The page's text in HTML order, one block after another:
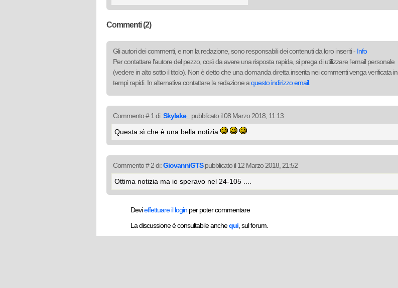
Commenti (2)
Gli autori dei commenti, e non la redazione, sono responsabili dei contenuti da loro inseriti - Info
Per contattare l'autore del pezzo, così da avere una risposta rapida, si prega di utilizzare l'email personale
(vedere in alto sotto il titolo). Non è detto che una domanda diretta inserita nei commenti venga verificata in
tempi rapidi. In alternativa contattare la redazione aquesto indirizzo email.
Commento # 1 di:Skylake_
pubblicato il 08 Marzo 2018, 11:13
Questa sì che è una bella notizia
Commento # 2 di:GiovanniGTSpubblicato il 12 Marzo 2018, 21:52
Ottima notizia ma io speravo nel 24-105 ....
Devieffettuare il login per poter commentare
La discussione è consultabile anchequi , sul forum.